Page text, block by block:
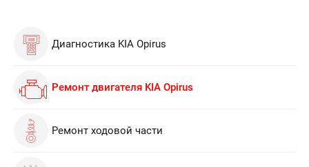
Диагностика KIA Opirus
Ремонт двигателя KIA Opirus
Ремонт ходовой части